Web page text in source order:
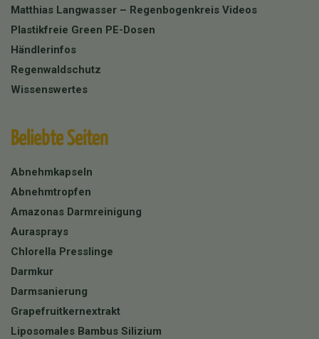
Matthias Langwasser – Regenbogenkreis Videos
Plastikfreie Green PE-Dosen
Händlerinfos
Regenwaldschutz
Wissenswertes
Beliebte Seiten
Abnehmkapseln
Abnehmtropfen
Amazonas Darmreinigung
Aurasprays
Chlorella Presslinge
Darmkur
Darmsanierung
Grapefruitkernextrakt
Liposomales Bambus Silizium